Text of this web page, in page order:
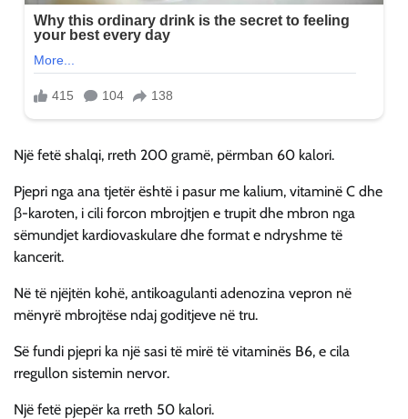
Një fetë shalqi, rreth 200 gramë, përmban 60 kalori.
Pjepri nga ana tjetër është i pasur me kalium, vitaminë C dhe
β-karoten, i cili forcon mbrojtjen e trupit dhe mbron nga
sëmundjet kardiovaskulare dhe format e ndryshme të
kancerit.
Në të njëjtën kohë, antikoagulanti adenozina vepron në
mënyrë mbrojtëse ndaj goditjeve në tru.
Së fundi pjepri ka një sasi të mirë të vitaminës B6, e cila
rregullon sistemin nervor.
Një fetë pjepër ka rreth 50 kalori.